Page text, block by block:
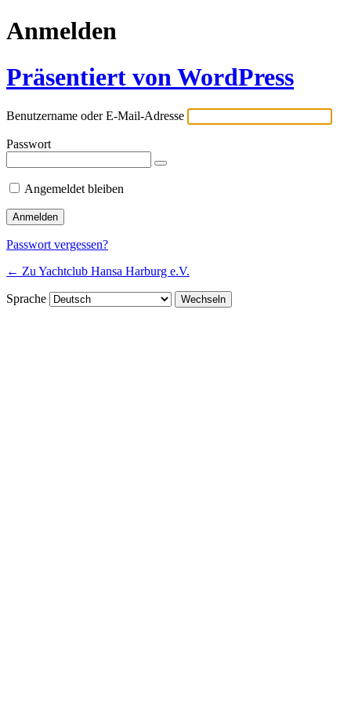
Anmelden
Präsentiert von WordPress
Benutzername oder E-Mail-Adresse
Passwort
Angemeldet bleiben
Passwort vergessen?
← Zu Yachtclub Hansa Harburg e.V.
Sprache